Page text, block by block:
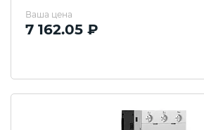
Ваша цена
7 162.05 ₽